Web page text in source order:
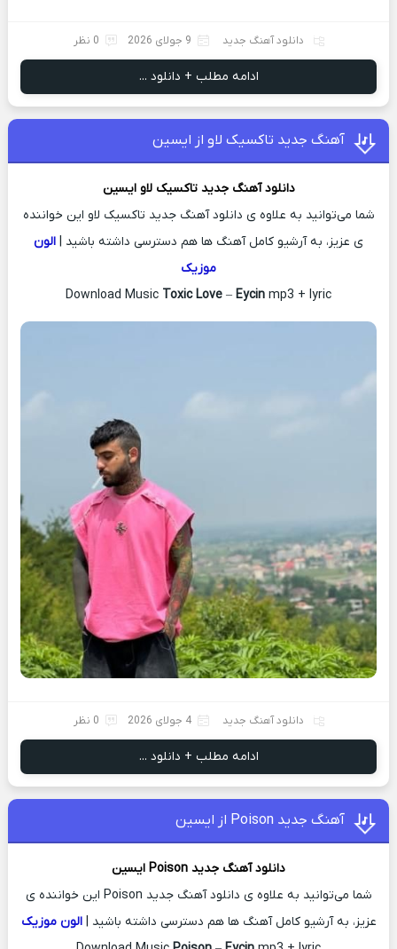
دانلود آهنگ جدید 9 جولای 2026 0 نظر
ادامه مطلب + دانلود ...
آهنگ جدید تاکسیک لاو از ایسین
دانلود آهنگ جدید تاکسیک لاوایسین
شما می‌توانید به علاوه ی دانلود آهنگ جدید تاکسیک لاو این خواننده
ی عزیز، به آرشیو کامل آهنگ ها هم دسترسی داشته باشید | الون
موزیک
Download Music Toxic Love – Eycin mp3 + lyric
دانلود آهنگ جدید 4 جولای 2026 0 نظر
ادامه مطلب + دانلود ...
آهنگ جدید Poison از ایسین
دانلود آهنگ جدید
ایسین
شما می‌توانید به علاوه ی دانلود آهنگ جدید Poison این خواننده ی
عزیز، به آرشیو کامل آهنگ ها هم دسترسی داشته باشید |الون موزیک